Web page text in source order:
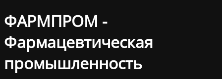
ФАРМПРОМ -
Фармацевтическая
промышленность